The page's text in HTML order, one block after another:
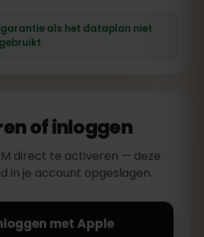
als het dataplan niet
of inloggen
direct te activeren — deze
in je account opgeslagen.
met Apple